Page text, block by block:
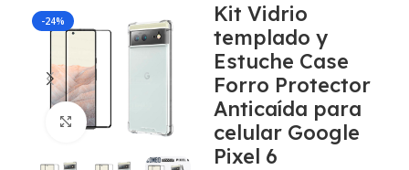
-24%
Click to enlarge
Kit Vidrio
templado y
Estuche Case
Forro Protector
Anticaída para
celular Google
Pixel 6